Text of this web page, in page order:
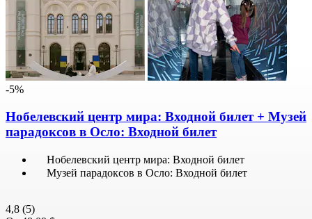
-5%
Нобелевский центр мира: Входной билет + Музей
парадоксов в Осло: Входной билет
Нобелевский центр мира: Входной билет
Музей парадоксов в Осло: Входной билет
4,8 (5)